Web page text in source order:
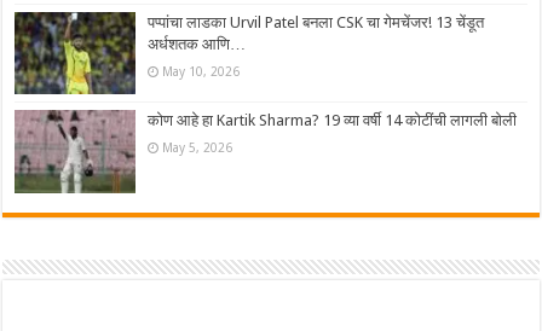
पप्पांचा लाडका Urvil Patel बनला CSK चा गेमचेंजर! 13 चेंडूत
अर्धशतक आणि…
May 10, 2026
कोण आहे हा Kartik Sharma? 19 व्या वर्षी 14 कोटींची लागली बोली
May 5, 2026